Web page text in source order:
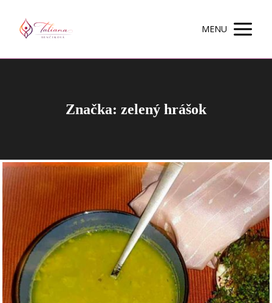
MENU
Značka: zelený hrášok